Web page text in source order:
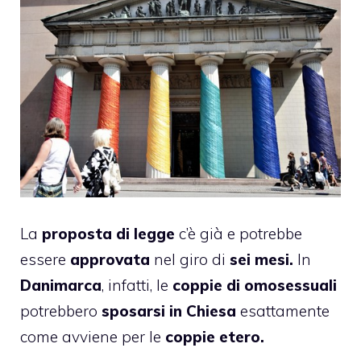
La proposta di legge c’è già e potrebbe
essere approvata nel giro di sei mesi. In
Danimarca, infatti, le coppie di omosessuali
potrebbero sposarsi in Chiesa esattamente
come avviene per le coppie etero.